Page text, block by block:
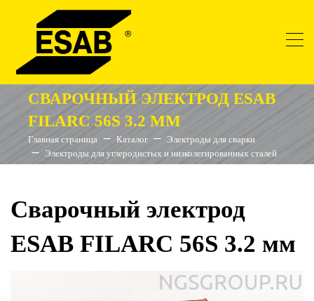
СВАРОЧНЫЙ ЭЛЕКТРОД ESAB
FILARC 56S 3.2 ММ
Главная страница Каталог
Электроды для сварки
Электроды для углеродистых и низколегированных сталей
Сварочный электрод
ESAB FILARC 56S 3.2 мм